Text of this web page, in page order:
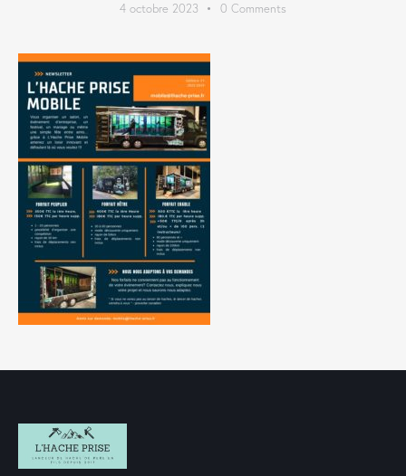
4 octobre 2023 0 Comments